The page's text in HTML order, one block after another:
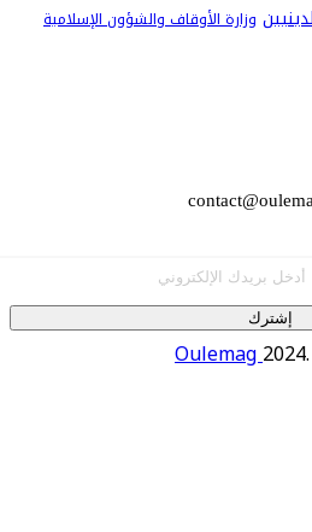
الأوقاف والشؤون الإسلامية